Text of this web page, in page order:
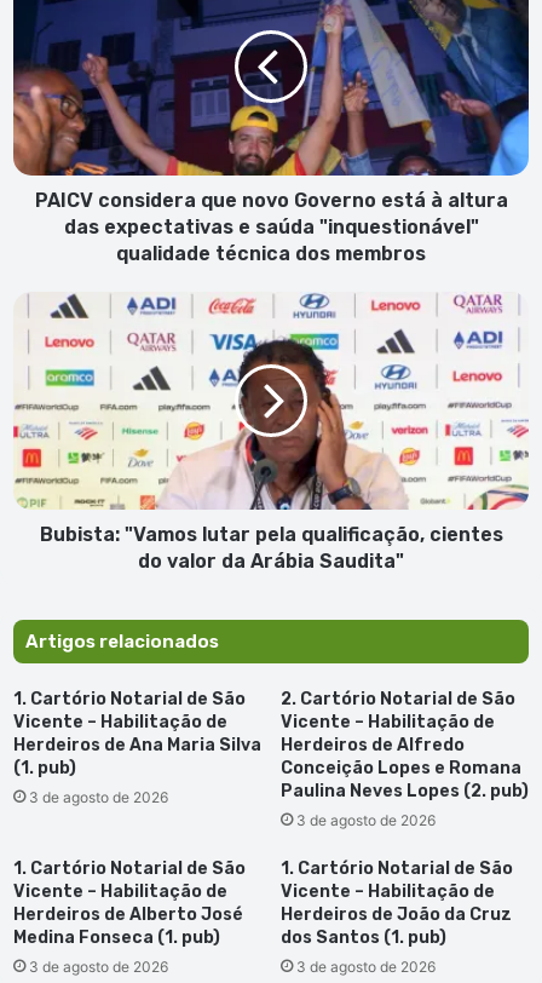
novo
Governo
está
à
altura
das
expectativas
qualidade
técnica
dos
membros
PAICV considera que novo Governo está à altura
das expectativas e saúda "inquestionável"
qualidade técnica dos membros
Bubista:
"Vamos
lutar
qualificação,
cientes
do
valor
da
ArábiaBubista: "Vamos lutar pela qualificação, cientes
do valor da Arábia Saudita"
Artigos relacionados
1. Cartório Notarial de São
Vicente – Habilitação de
Herdeiros de Ana Maria Silva
(1. pub)
3 de agosto de 2026
2. Cartório Notarial de São
Vicente – Habilitação de
Herdeiros de Alfredo
Conceição Lopes e Romana
Paulina Neves Lopes (2. pub)
3 de agosto de 2026
1. Cartório Notarial de São
Vicente – Habilitação de
Herdeiros de Alberto José
Medina Fonseca (1. pub)
3 de agosto de 2026
1. Cartório Notarial de São
Vicente – Habilitação de
Herdeiros de João da Cruz
dos Santos (1. pub)
3 de agosto de 2026